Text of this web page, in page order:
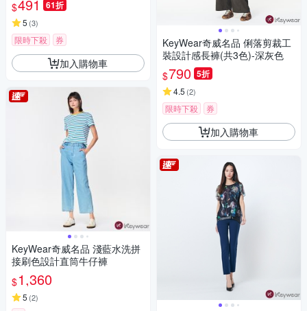
$491 61折
5 (3)
限時下殺 券
加入購物車
KeyWear奇威名品 淺藍水洗拼
接刷色設計直筒牛仔褲
$1,360
5 (2)
KeyWear奇威名品 俐落剪裁工
裝設計感長褲(共3色)-深灰色
$790 5折
4.5 (2)
限時下殺 券
加入購物車